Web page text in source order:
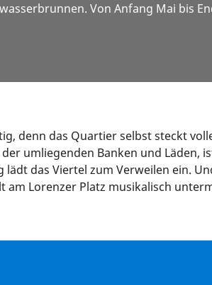
Von Anfang Mai bis
denn das Quartier selbst steckt
umliegenden Banken und Läden,
das Viertel zum Verweilen ein.
Lorenzer Platz musikalisch